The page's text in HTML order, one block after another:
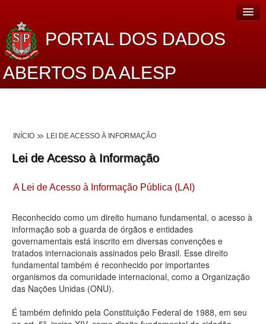
PORTAL DOS DADOS
ABERTOS DA ALESP
Lei de Acesso à Informação
Dados Governamentais Abertos
Planejamento
Catálogo de dados
Processo Legislativo
Deputados Estaduais
Administração
INÍCIO LEI DE ACESSO À INFORMAÇÃO
Lei de Acesso à Informação
A Lei de Acesso à Informação Pública (LAI)
Reconhecido como um direito humano fundamental, o acesso à
informação sob a guarda de órgãos e entidades
governamentais está inscrito em diversas convenções e
tratados internacionais assinados pelo Brasil. Esse direito
fundamental também é reconhecido por importantes
organismos da comunidade internacional, como a Organização
das Nações Unidas (ONU).
É também definido pela Constituição Federal de 1988, em seu